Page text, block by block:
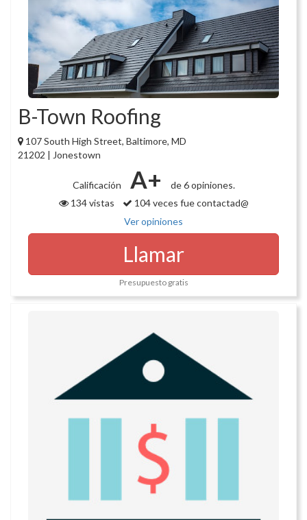
B-Town Roofing
107 South High Street, Baltimore, MD
21202 | Jonestown
Calificación A+
de 6 opiniones.
134 vistas
104 veces fue contactad@
Ver opiniones
Llamar
Presupuesto gratis